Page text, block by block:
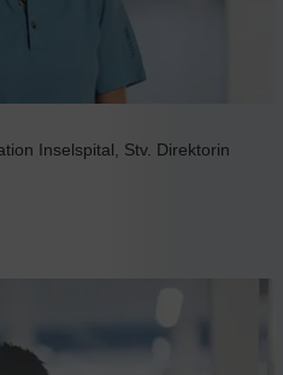
Inselspital, Stv. Direktorin